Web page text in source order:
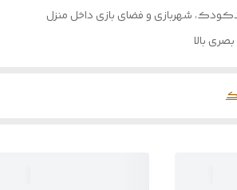
شهربازی و فضای بازی داخل منزل
بالا